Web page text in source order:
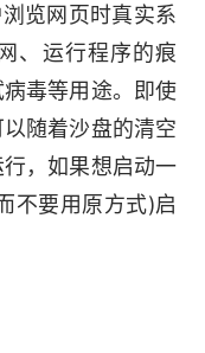
览网页时真实系
、运行程序的痕
毒等用途。即使
随着沙盘的清空
，如果想启动一
不要用原方式)启